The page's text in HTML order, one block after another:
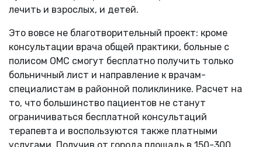
лечить и взрослых, и детей.
Это вовсе не благотворительный проект: кроме
консультации врача общей практики, больные с
полисом ОМС смогут бесплатно получить только
больничный лист и направление к врачам-
специалистам в районной поликлинике. Расчет на
то, что большинство пациентов не станут
ограничиваться бесплатной консультаций
терапевта и воспользуются также платными